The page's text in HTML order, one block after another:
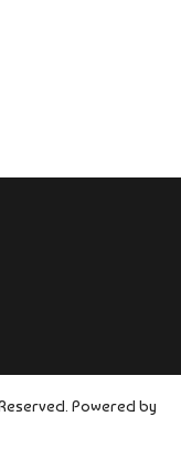
Powered by